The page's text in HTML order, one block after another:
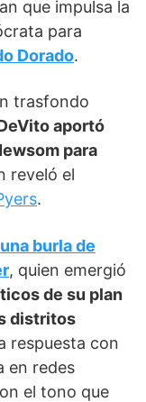
que impulsa la
para
Dorado.
trasfondo
aportó
para
reveló el
.
una burla de
, quien emergió
de su plan
distritos
respuesta con
en redes
el tono que